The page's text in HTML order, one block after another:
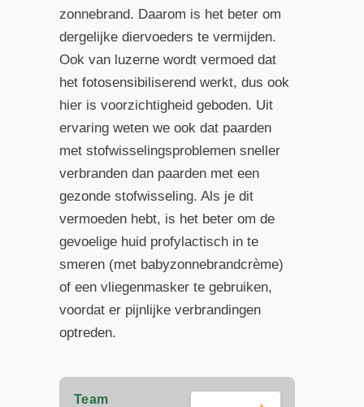
zonnebrand. Daarom is het beter om
dergelijke diervoeders te vermijden.
Ook van luzerne wordt vermoed dat
het fotosensibiliserend werkt, dus ook
hier is voorzichtigheid geboden. Uit
ervaring weten we ook dat paarden
met stofwisselingsproblemen sneller
verbranden dan paarden met een
gezonde stofwisseling. Als je dit
vermoeden hebt, is het beter om de
gevoelige huid profylactisch in te
smeren (met babyzonnebrandcrème)
of een vliegenmasker te gebruiken,
voordat er pijnlijke verbrandingen
optreden.
Team